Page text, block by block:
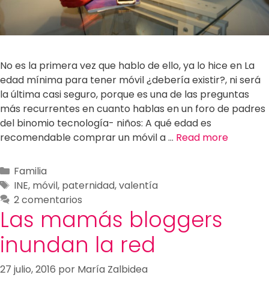
No es la primera vez que hablo de ello, ya lo hice en La
edad mínima para tener móvil ¿debería existir?, ni será
la última casi seguro, porque es una de las preguntas
más recurrentes en cuanto hablas en un foro de padres
del binomio tecnología- niños: A qué edad es
recomendable comprar un móvil a … Read more
Familia
INE, móvil, paternidad,valentía
2 comentarios
Las mamás bloggers
inundan la red
27 julio, 2016 por María Zalbidea